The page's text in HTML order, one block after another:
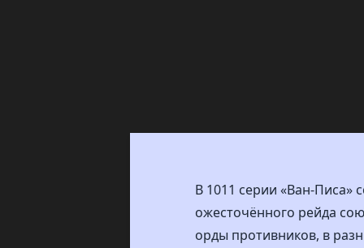
В 1011 серии «Ван-Писа»
ожесточённого рейда
орды противников, в